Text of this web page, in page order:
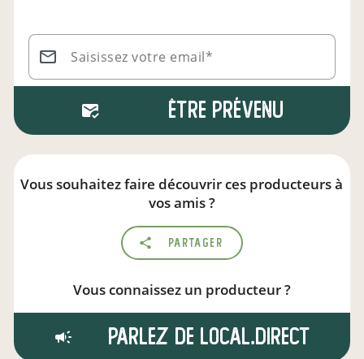
Saisissez votre email*
Être prévenu
Vous souhaitez faire découvrir ces producteurs à
vos amis ?
Partager
Vous connaissez un producteur ?
Parlez de local.direct